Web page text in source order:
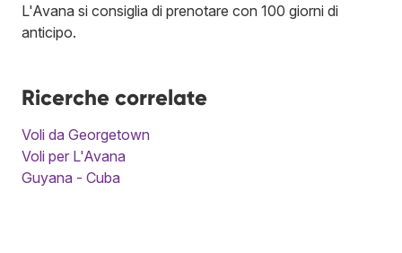
L'Avana si consiglia di prenotare con 100 giorni di
anticipo.
Ricerche correlate
Voli da Georgetown
Voli per L'Avana
Guyana - Cuba